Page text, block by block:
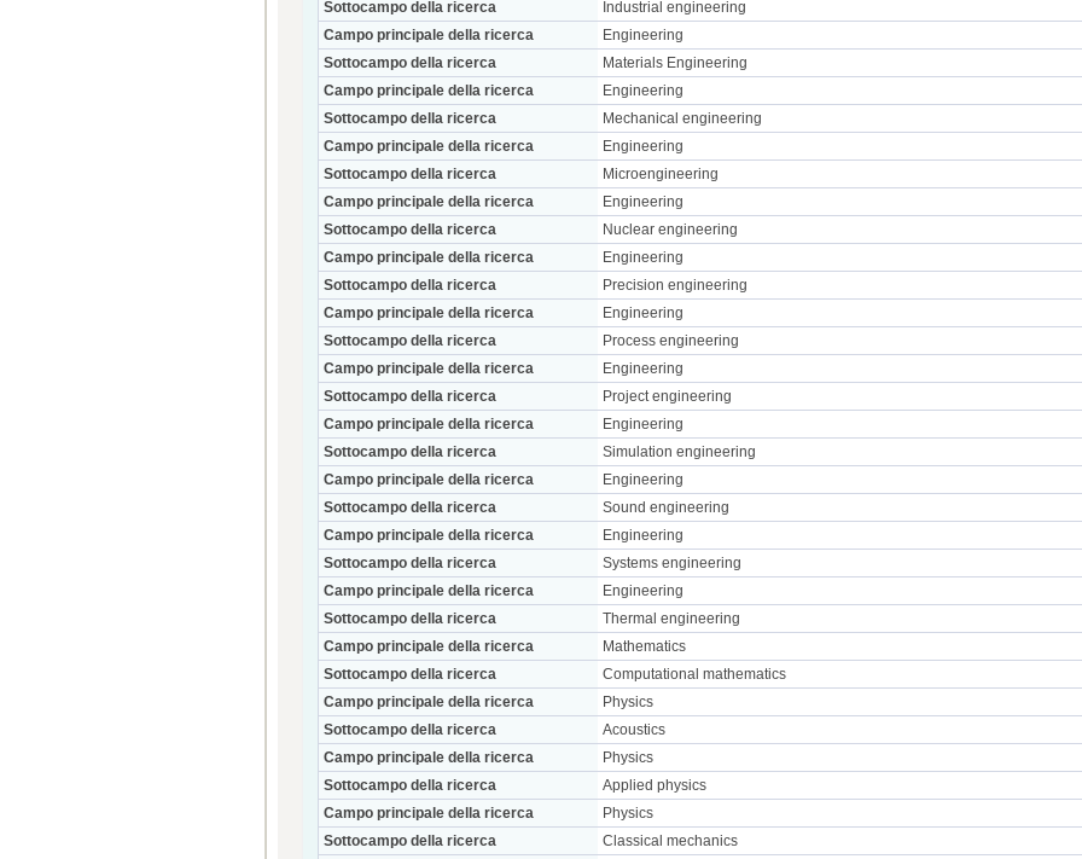
Sottocampo della ricerca
Industrial engineering
Campo principale della ricerca
Engineering
Sottocampo della ricerca
Materials Engineering
Campo principale della ricerca
Engineering
Sottocampo della ricerca
Mechanical engineering
Campo principale della ricerca
Engineering
Sottocampo della ricerca
Microengineering
Campo principale della ricerca
Engineering
Sottocampo della ricerca
Nuclear engineering
Campo principale della ricerca
Engineering
Sottocampo della ricerca
Precision engineering
Campo principale della ricerca
Engineering
Sottocampo della ricerca
Process engineering
Campo principale della ricerca
Engineering
Sottocampo della ricerca
Project engineering
Campo principale della ricerca
Engineering
Sottocampo della ricerca
Simulation engineering
Campo principale della ricerca
Engineering
Sottocampo della ricerca
Sound engineering
Campo principale della ricerca
Engineering
Sottocampo della ricerca
Systems engineering
Campo principale della ricerca
Engineering
Sottocampo della ricerca
Thermal engineering
Campo principale della ricerca
Mathematics
Sottocampo della ricerca
Computational mathematics
Campo principale della ricerca
Physics
Sottocampo della ricerca
Acoustics
Campo principale della ricerca
Physics
Sottocampo della ricerca
Applied physics
Campo principale della ricerca
Physics
Sottocampo della ricerca
Classical mechanics